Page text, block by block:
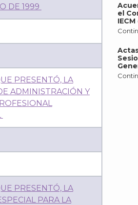
DE 1999
PRESENTÓ, LA
ADMINISTRACIÓN Y
PRESENTÓ, LA
PARA LA
el